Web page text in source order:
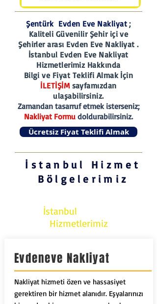
Şentürk Evden Eve Nakliyat ;
Kaliteli Güvenilir Şehir içi ve
Şehirler arası Evden Eve Nakliyat .
İstanbul Evden Eve Nakliyat
Hizmetlerimiz Hakkında
Bilgi ve Fiyat Teklifi Almak İçin
İLETİŞİM sayfamızdan
ulaşabilirsiniz.
Zamandan tasarruf etmek isterseniz;
Nakliyat Formu doldurabilirsiniz.
Ücretsiz Fiyat Teklifi Almak
İstanbul Hizmet
Bölgelerimiz
İstanbul
Hizmetlerimiz
Nakliyat hizmeti özen ve hassasiyet
gerektiren bir hizmet alanıdır. Eşyalarınızı
Evdeneve Nakliyat